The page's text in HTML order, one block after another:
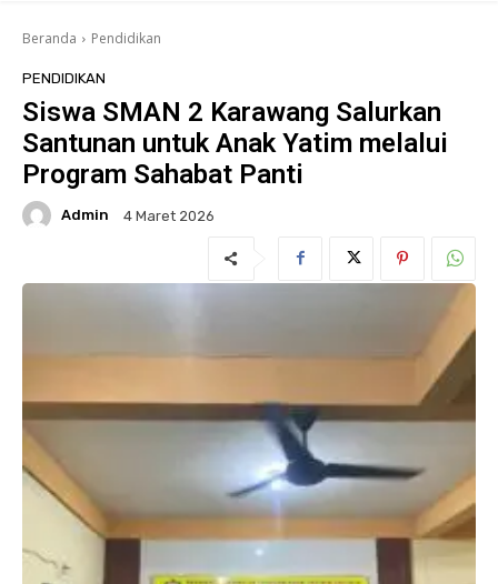
Beranda Pendidikan
PENDIDIKAN
Siswa SMAN 2 Karawang Salurkan
Santunan untuk Anak Yatim melalui
Program Sahabat Panti
Admin 4 Maret 2026